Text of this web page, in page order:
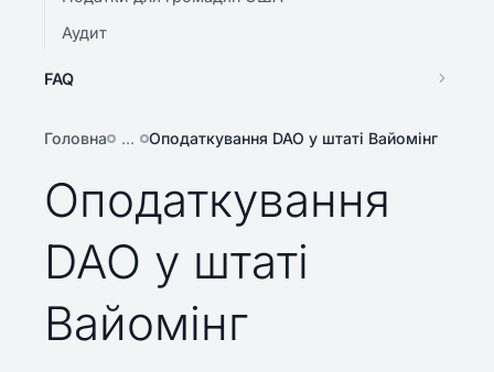
Аудит
FAQ
Головна … Оподаткування DAO у штаті Вайомінг
Оподаткування
DAO у штаті
Вайомінг